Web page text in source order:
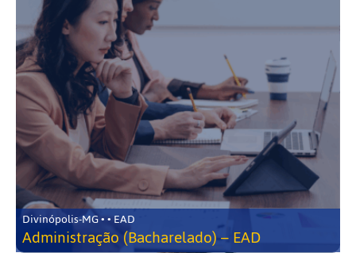
Divinópolis-MG • • EAD
Administração (Bacharelado) – EAD